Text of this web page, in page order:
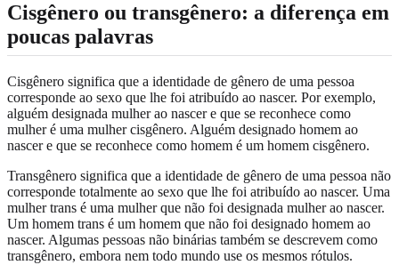
Cisgênero ou transgênero: a diferença em
poucas palavras
Cisgênero significa que a identidade de gênero de uma pessoa
corresponde ao sexo que lhe foi atribuído ao nascer. Por exemplo,
alguém designada mulher ao nascer e que se reconhece como
mulher é uma mulher cisgênero. Alguém designado homem ao
nascer e que se reconhece como homem é um homem cisgênero.
Transgênero significa que a identidade de gênero de uma pessoa não
corresponde totalmente ao sexo que lhe foi atribuído ao nascer. Uma
mulher trans é uma mulher que não foi designada mulher ao nascer.
Um homem trans é um homem que não foi designado homem ao
nascer. Algumas pessoas não binárias também se descrevem como
transgênero, embora nem todo mundo use os mesmos rótulos.